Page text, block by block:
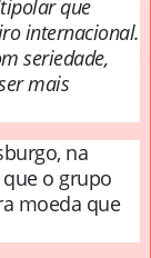
que
internacional.
seriedade,
mais
na
o grupo
moeda que